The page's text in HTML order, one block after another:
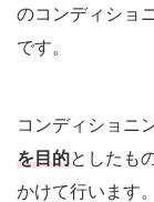
のコンディショ
です。
コンディショニ
を目的としたも
かけて行います。